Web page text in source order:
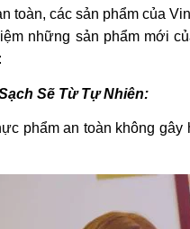
toàn, các sản phẩm của
những sản phẩm mới
Sẽ Từ Tự Nhiên:
phẩm an toàn không